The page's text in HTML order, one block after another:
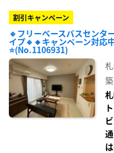
割引キャンペーン
🔹フリーベースバスセンタ
イプ🔹🔸キャンペーン対応
⭐(No.1106931)
築